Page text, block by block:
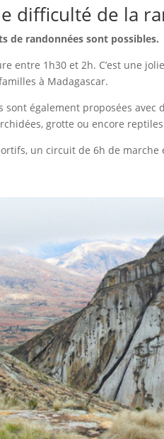
difficulté de la
de randonnées sont possibles.
entre 1h30 et 2h. C’est une
à Madagascar.
sont également proposées
grotte ou encore
un circuit de 6h de marche